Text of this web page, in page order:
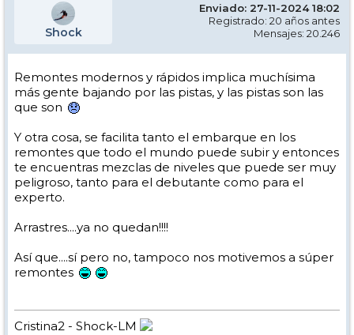
Shock
Enviado: 27-11-2024 18:02
Registrado: 20 años antes
Mensajes: 20.246
Remontes modernos y rápidos implica muchísima
más gente bajando por las pistas, y las pistas son las
que son
Y otra cosa, se facilita tanto el embarque en los
remontes que todo el mundo puede subir y entonces
te encuentras mezclas de niveles que puede ser muy
peligroso, tanto para el debutante como para el
experto.
Arrastres....ya no quedan!!!!
Así que....sí pero no, tampoco nos motivemos a súper
remontes
Cristina2 - Shock-LM